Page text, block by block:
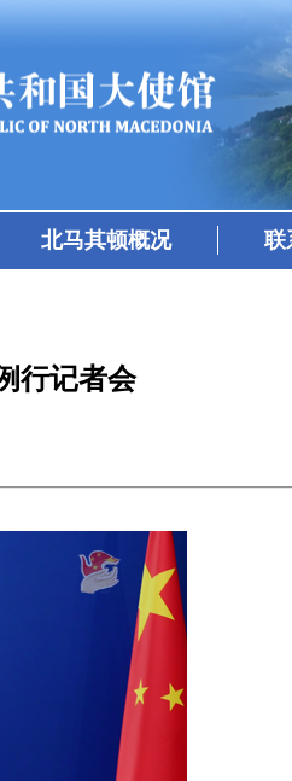
北马其顿概况 联
行记者会